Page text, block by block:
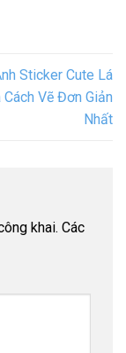
Sticker Cute Lá
Cách Vẽ Đơn Giản
Nhất
khai. Các